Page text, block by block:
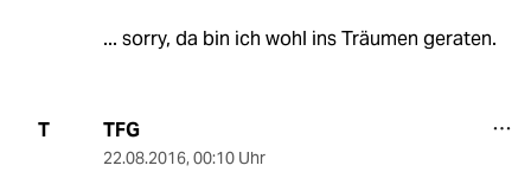
... sorry, da bin ich wohl ins Träumen geraten.
T TFG
22.08.2016, 00:10 Uhr